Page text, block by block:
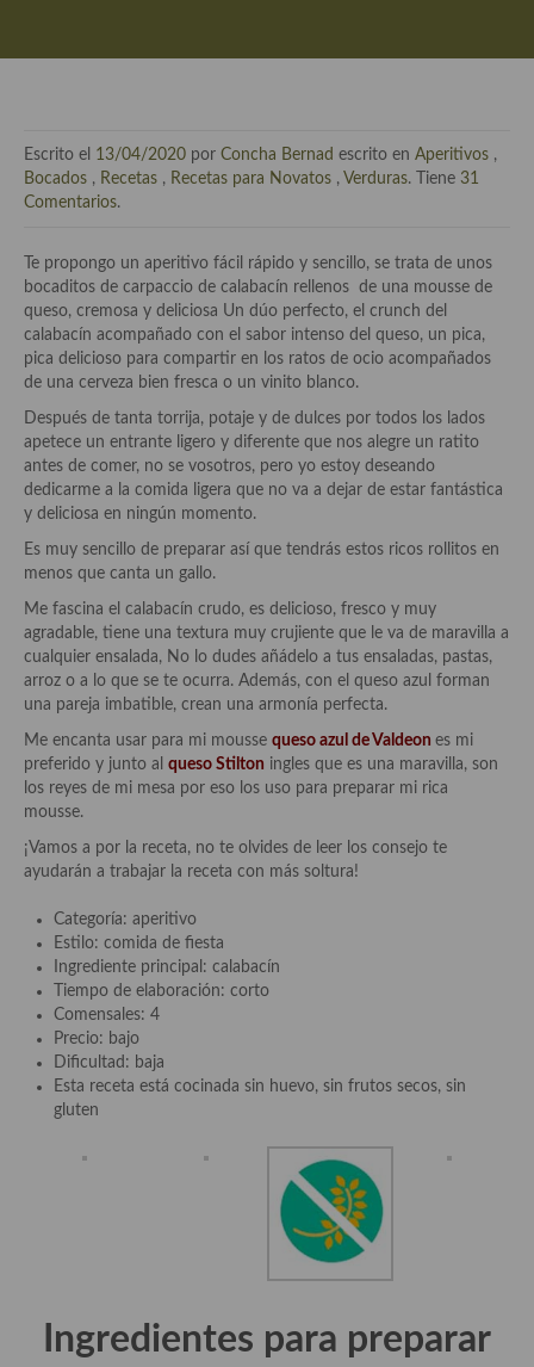
Especias, hierbas, condimentos, espesantes y aditivos
Origen y evolución de la comida
Protocolo y buenas maneras.
Ocio – restaurantes, bares, tabernas
Viajes eno-gastro-turísticos
En El Candelero
Prensa
Recetas
Acompañamientos
Aderezos, salsas, vinagretas, especias, hierbas aromáticas o
aditivos
Especias, mezclas de especias
Aceites
Mojos y pastas
Sales y polvos
Salsas y mojos
Entrantes y primeros platos
Escrito el 13/04/2020 por Concha Bernad escrito en Aperitivos ,
Bocados , Recetas , Recetas para Novatos , Verduras. Tiene 31
Comentarios.
Te propongo un aperitivo fácil rápido y sencillo, se trata de unos
bocaditos de carpaccio de calabacín rellenos de una mousse de
queso, cremosa y deliciosa Un dúo perfecto, el crunch del
calabacín acompañado con el sabor intenso del queso, un pica,
pica delicioso para compartir en los ratos de ocio acompañados
de una cerveza bien fresca o un vinito blanco.
Después de tanta torrija, potaje y de dulces por todos los lados
apetece un entrante ligero y diferente que nos alegre un ratito
antes de comer, no se vosotros, pero yo estoy deseando
dedicarme a la comida ligera que no va a dejar de estar fantástica
y deliciosa en ningún momento.
Es muy sencillo de preparar así que tendrás estos ricos rollitos en
menos que canta un gallo.
Me fascina el calabacín crudo, es delicioso, fresco y muy
agradable, tiene una textura muy crujiente que le va de maravilla a
cualquier ensalada, No lo dudes añádelo a tus ensaladas, pastas,
arroz o a lo que se te ocurra. Además, con el queso azul forman
una pareja imbatible, crean una armonía perfecta.
Me encanta usar para mi mousse queso azul de Valdeon es mi
preferido y junto al queso Stilton ingles que es una maravilla, son
los reyes de mi mesa por eso los uso para preparar mi rica
mousse.
¡Vamos a por la receta, no te olvides de leer los consejo te
ayudarán a trabajar la receta con más soltura!
Categoría: aperitivo
Estilo: comida de fiesta
Ingrediente principal: calabacín
Tiempo de elaboración: corto
Comensales: 4
Precio: bajo
Dificultad: baja
Esta receta está cocinada sin huevo, sin frutos secos, sin
gluten
Ingredientes para preparar